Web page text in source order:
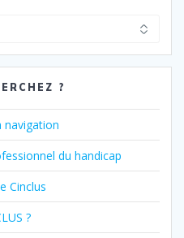
?
du handicap
Cinclus
?